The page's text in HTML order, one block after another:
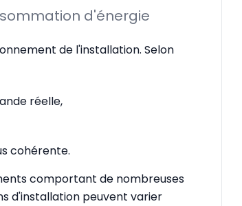
d'énergie
de l'installation. Selon
réelle,
cohérente.
comportant de nombreuses
d'installation peuvent varier